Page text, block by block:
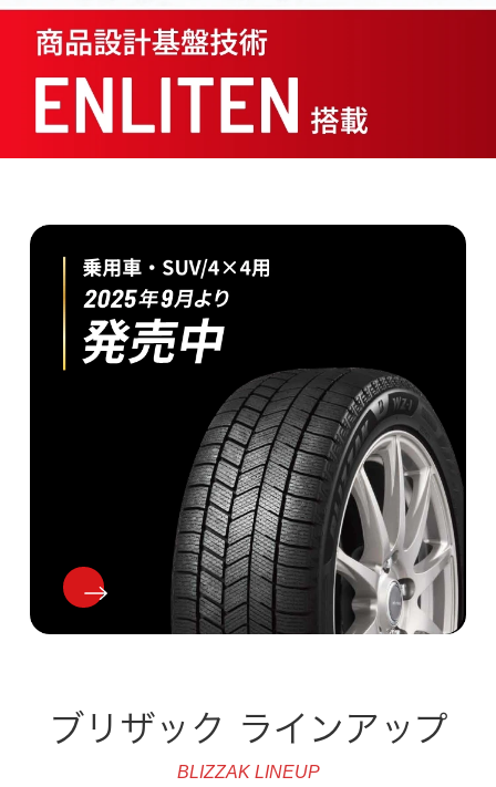
ブリザック ラインアップ
BLIZZAK LINEUP